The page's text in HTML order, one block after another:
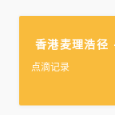
香港麦理浩径
点滴记录